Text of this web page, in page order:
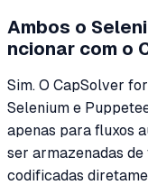
Ambos o
ncionar com o
Sim. O CapSolver
Selenium e
apenas para fluxos
ser armazenadas
codificadas